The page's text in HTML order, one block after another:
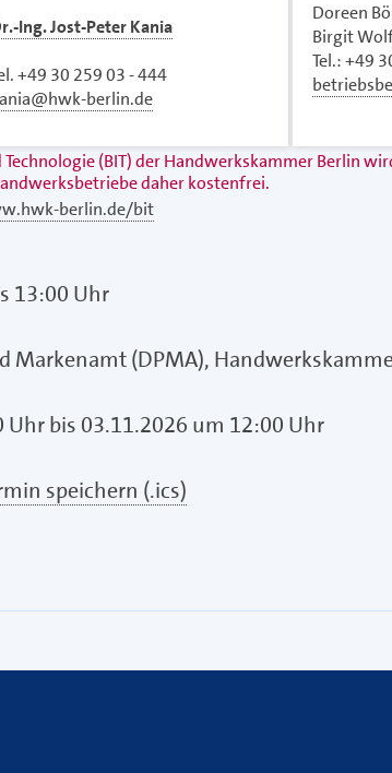
Ing. Jost-Peter Kania
+49 30 259 03 - 444
berlin.de
Doreen
Birgit
Tel.: +49
(BIT) der Handwerkskammer Berlin
daher kostenfrei.
berlin.de/bit
13:00 Uhr
Markenamt (DPMA),
bis 03.11.2026 um 12:00 Uhr
speichern (.ics)